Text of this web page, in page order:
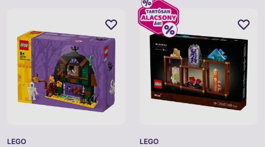
LEGO
LEGO